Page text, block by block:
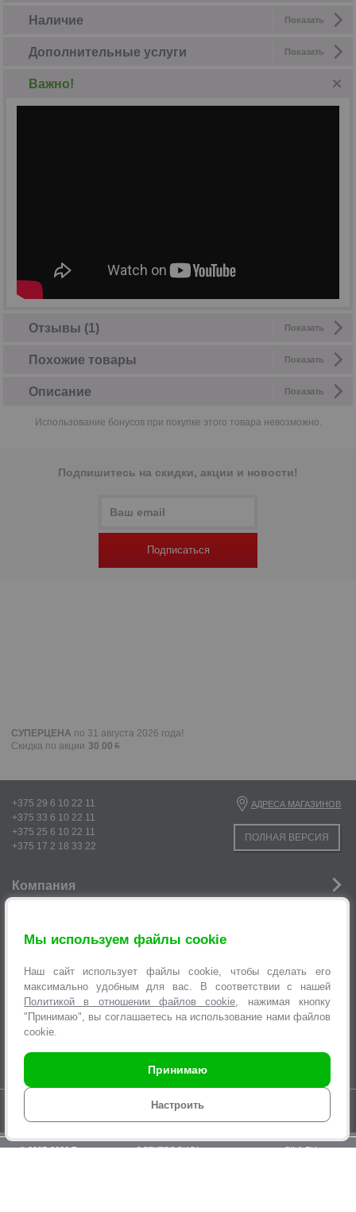
Показать
Наличие
Показать
Дополнительные услуги
Важно!
Показать
Отзывы (1)
Показать
Похожие товары
Показать
Описание
Использование бонусов при покупке этого товара невозможно.
Подпишитесь на скидки, акции и новости!
Подписаться
Мы используем файлы cookie
Наш сайт использует файлы cookie, чтобы сделать его
максимально удобным для вас. В соответствии с нашей
Политикой в отношении файлов cookie, нажимая кнопку
"Принимаю", вы соглашаетесь на использование нами файлов
cookie.
Настроить
Принимаю
СУПЕРЦЕНА по 31 августа 2026 года!
Скидка по акции 30.00
+375 29 6 10 22 11
+375 33 6 10 22 11
+375 25 6 10 22 11
+375 17 2 18 33 22
АДРЕСА МАГАЗИНОВ
ПОЛНАЯ ВЕРСИЯ
Компания
Информация
Оформление заявок
Время работы интернет-магазина с 9.00 до 21.00 без выходных
© 2007-2026 Торговая сеть «ЭЛЕКТРОСИЛА», интернет-магазин SILA.BY,